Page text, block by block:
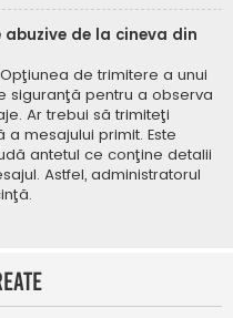
de la cineva din
de trimitere a unui
siguranţă pentru a observa
Ar trebui să trimiteţi
mesajului primit. Este
antetul ce conţine detalii
Astfel, administratorul